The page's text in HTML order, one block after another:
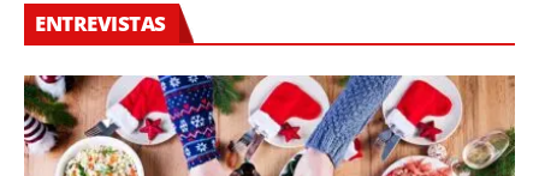
ENTREVISTAS